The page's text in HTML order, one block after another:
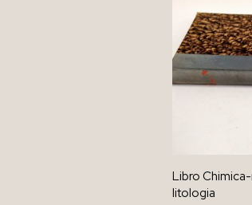
Libro
litologia